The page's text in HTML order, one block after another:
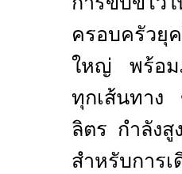
ครอบครัวยุ
ใหญ่ พร้อม
ทุกเส้นทาง
ลิตร กำลังสู
สำหรับการ